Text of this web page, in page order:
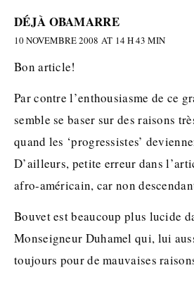
DÉJÀ OBAMARRE
10 NOVEMBRE 2008 AT 14 H 43 MIN
Bon article!
Par contre l’enthousiasme de ce
semble se baser sur des raisons
quand les ‘progressistes’
D’ailleurs, petite erreur dans
afro-américain, car non
Bouvet est beaucoup plus lucide
Monseigneur Duhamel qui, lui
toujours pour de mauvaises